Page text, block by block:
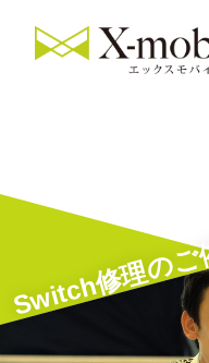
Switch修理の